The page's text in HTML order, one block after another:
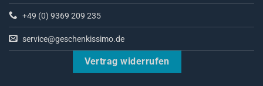
+49 (0) 9369 209 235
service@geschenkissimo.de
Vertrag widerrufen